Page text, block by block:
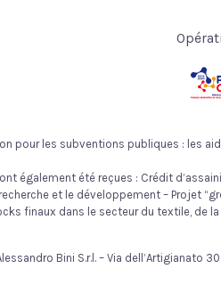
pour les subventions publiques : les
également été reçues : Crédit
et le développement – Projet
finaux dans le secteur du textile, de
Bini S.r.l. – Via dell’Artigianato